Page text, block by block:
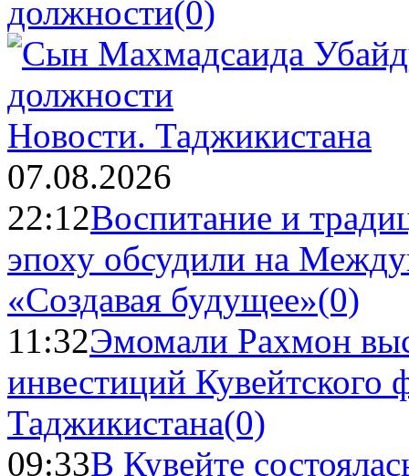
должности(0)
Новости. Таджикистана
07.08.2026
22:12Воспитание и
эпоху обсудили на
«Создавая будущее»(0)
11:32Эмомали Рахмон
инвестиций Кувейтского
Таджикистана(0)
09:33В Кувейте